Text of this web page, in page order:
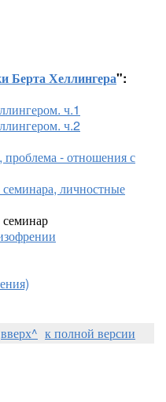
Берта Хеллингера":
ч.1
ч.2
- отношения с
личностные
вверх^ к полной версии